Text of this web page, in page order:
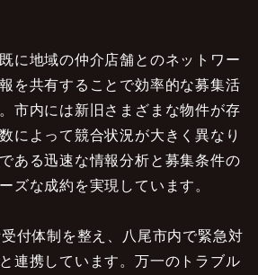
に地域の仲介店舗とのネットワー
を共有することで効率的な募集活
市内には新旧さまざまな物件が存
によって競合状況が大きく異なり
ある迅速な情報分析と募集条件の
ズな成約を実現しています。
付体制を整え、八尾市内で緊急対
連携しています。万一のトラブル